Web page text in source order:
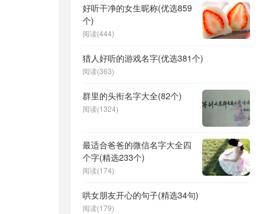
好听干净的女生昵称(优选859
个)
阅读(444)
猎人好听的游戏名字(优选381个)
阅读(363)
群里的头衔名字大全(82个)
阅读(1324)
最适合爸爸的微信名字大全四
个字(精选233个)
阅读(174)
哄女朋友开心的句子(精选34句)
阅读(179)